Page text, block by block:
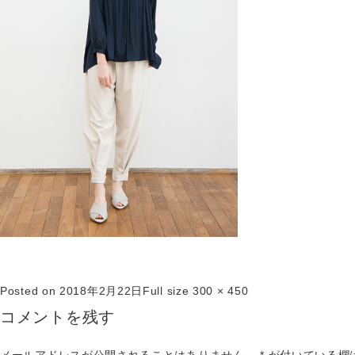
Posted on 2018年2月22日 Full size300 × 450
コメントを残す